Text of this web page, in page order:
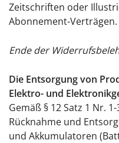
Zeitschriften oder
Abonnement-Verträgen.
Ende der
Die Entsorgung von
Elektro- und
Gemäß § 12 Satz 1 Nr.
Rücknahme und
und Akkumulatoren